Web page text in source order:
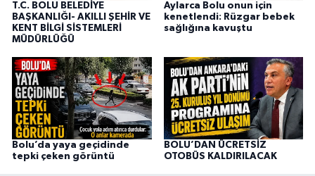
T.C. BOLU BELEDİYE
BAŞKANLIĞI- AKILLI ŞEHİR VE
KENT BİLGİ SİSTEMLERİ
MÜDÜRLÜĞÜ
Aylarca Bolu onun için
kenetlendi: Rüzgar bebek
sağlığına kavuştu
Bolu’da yaya geçidinde
tepki çeken görüntü
BOLU’DAN ÜCRETSİZ
OTOBÜS KALDIRILACAK